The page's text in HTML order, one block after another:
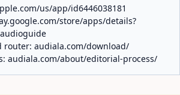
us/app/id6446038181
store/apps/details?
router: audiala.com/download/
audiala.com/about/editorial-process/